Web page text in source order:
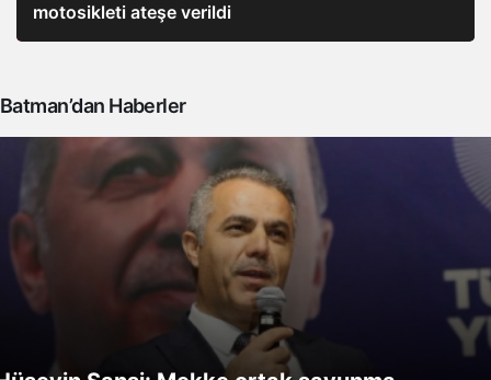
motosikleti ateşe verildi
Batman’dan Haberler